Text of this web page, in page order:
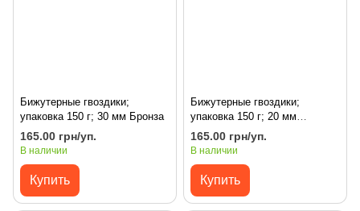
Бижутерные гвоздики;
упаковка 150 г; 30 мм Бронза
165.00 грн/уп.
В наличии
Купить
Бижутерные гвоздики;
упаковка 150 г; 20 мм
Мельхиор
165.00 грн/уп.
В наличии
Купить